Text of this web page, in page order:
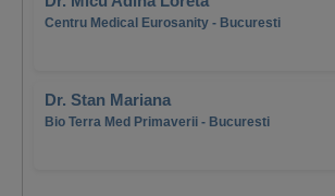
Centru Medical Eurosanity - Bucuresti
Dr. Stan Mariana
Bio Terra Med Primaverii - Bucuresti